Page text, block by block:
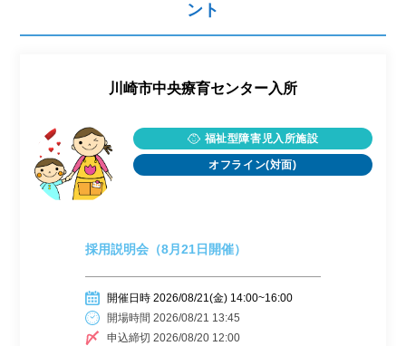
ント
川崎市中央療育センター入所
福祉型障害児入所施設
オフライン(対面)
採用説明会（8月21日開催）
開催日時 2026/08/21(金) 14:00~16:00
開場時間 2026/08/21 13:45
申込締切 2026/08/20 12:00